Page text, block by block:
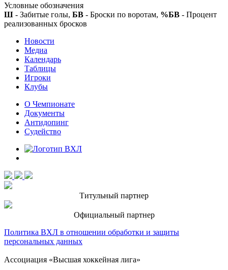
Условные обозначения
Ш - Забитые голы, БВ - Броски по воротам, %БВ - Процент
реализованных бросков
Новости
Медиа
Календарь
Таблицы
Игроки
Клубы
О Чемпионате
Документы
Антидопинг
Судейство
Титульный партнер
Официальный партнер
Политика ВХЛ в отношении обработки и защиты
персональных данных
Ассоциация «Высшая хоккейная лига»